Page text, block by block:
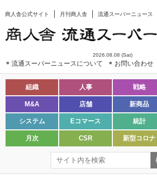
商人舎公式サイト 月刊商人舎 流通スーパーニュース
2026.08.08 (Sat)
流通スーパーニュースについて お問い合わせ
組織 人事 戦略
M&A 店舗 新商品
システム Eコマース 統計
月次 CSR 新型コロナ